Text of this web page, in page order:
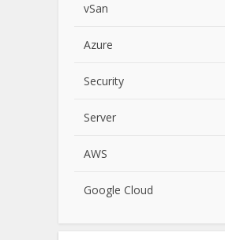
vSan
Azure
Security
Server
AWS
Google Cloud